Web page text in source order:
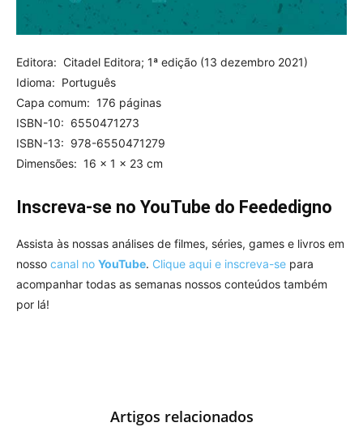
Editora: ‎ Citadel Editora; 1ª edição (13 dezembro 2021)
Idioma: ‎ Português
Capa comum: ‎ 176 páginas
ISBN-10: ‎ 6550471273
ISBN-13: ‎ 978-6550471279
Dimensões: ‎ 16 x 1 x 23 cm
Inscreva-se no YouTube do Feededigno
Assista às nossas análises de filmes, séries, games e livros em
nosso canal no YouTube. Clique aqui e inscreva-se para
acompanhar todas as semanas nossos conteúdos também
por lá!
Artigos relacionados